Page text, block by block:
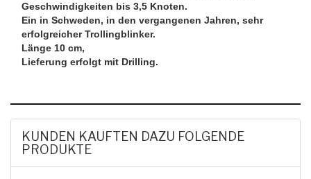
Geschwindigkeiten bis 3,5 Knoten.
Ein in Schweden, in den vergangenen Jahren, sehr
erfolgreicher Trollingblinker.
Länge 10 cm,
Lieferung erfolgt mit Drilling.
KUNDEN KAUFTEN DAZU FOLGENDE
PRODUKTE